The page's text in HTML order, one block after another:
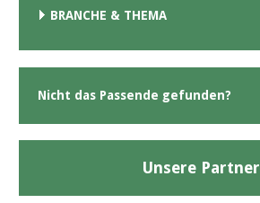
BRANCHE & THEMA
Nicht das Passende gefunden?
Unsere Partner